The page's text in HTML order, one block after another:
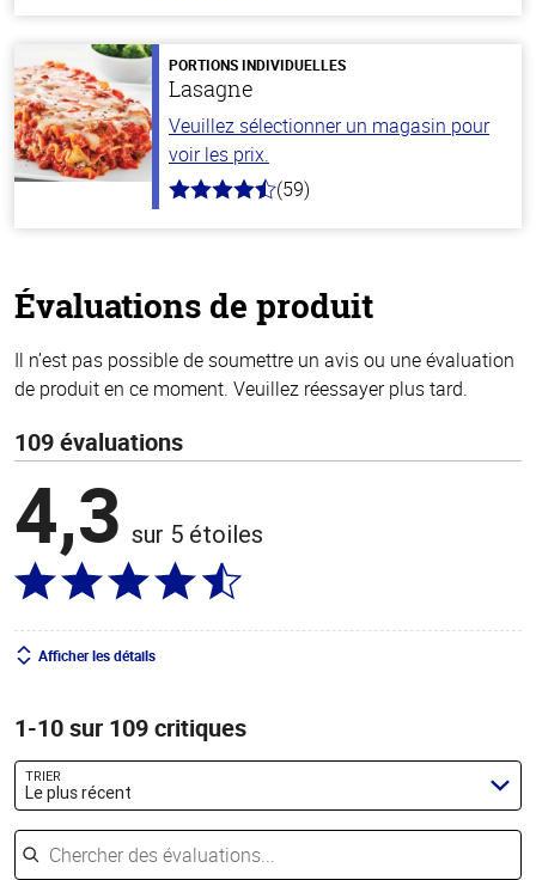
stars
PORTIONS INDIVIDUELLES
Lasagne
Veuillez sélectionner un magasin pour
voir les prix.
4.3
(59)
Évaluations de produit
Il n’est pas possible de soumettre un avis ou une évaluation
de produit en ce moment. Veuillez réessayer plus tard.
109 évaluations
4,3 sur 5 étoiles
Afficher les détails
1-10 sur 109 critiques
TRIER
Le plus récent
Chercher des évaluations